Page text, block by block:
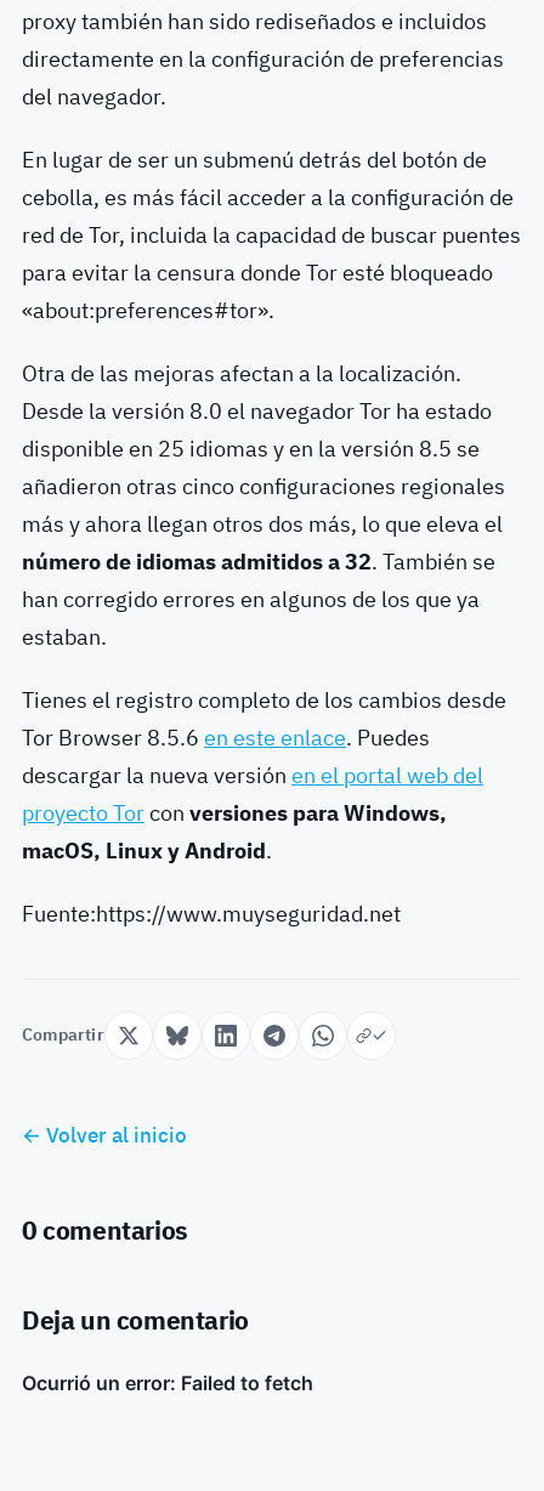
proxy también han sido rediseñados e incluidos
directamente en la configuración de preferencias
del navegador.
En lugar de ser un submenú detrás del botón de
cebolla, es más fácil acceder a la configuración de
red de Tor, incluida la capacidad de buscar puentes
para evitar la censura donde Tor esté bloqueado
«about:preferences#tor».
Otra de las mejoras afectan a la localización.
Desde la versión 8.0 el navegador Tor ha estado
disponible en 25 idiomas y en la versión 8.5 se
añadieron otras cinco configuraciones regionales
más y ahora llegan otros dos más, lo que eleva el
número de idiomas admitidos a 32. También se
han corregido errores en algunos de los que ya
estaban.
Tienes el registro completo de los cambios desde
Tor Browser 8.5.6 en este enlace. Puedes
descargar la nueva versión en el portal web del
proyecto Torcon versiones para Windows,
macOS, Linux y Android.
Fuente:https://www.muyseguridad.net
Compartir
← Volver al inicio
0 comentarios
Deja un comentario